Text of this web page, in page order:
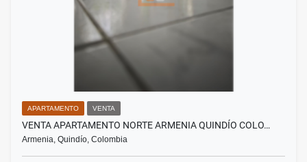
APARTAMENTO VENTA
VENTA APARTAMENTO NORTE ARMENIA QUINDÍO COLO…
Armenia, Quindío, Colombia